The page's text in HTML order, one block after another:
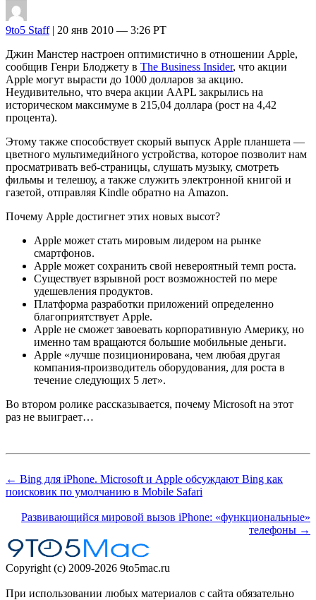
9to5 Staff| 20 янв 2010 — 3:26 PT
Джин Манстер настроен оптимистично в отношении Apple,
сообщив Генри Блоджету в The Business Insider, что акции
Apple могут вырасти до 1000 долларов за акцию.
Неудивительно, что вчера акции AAPL закрылись на
историческом максимуме в 215,04 доллара (рост на 4,42
процента).
Этому также способствует скорый выпуск Apple планшета —
цветного мультимедийного устройства, которое позволит нам
просматривать веб-страницы, слушать музыку, смотреть
фильмы и телешоу, а также служить электронной книгой и
газетой, отправляя Kindle обратно на Amazon.
Почему Apple достигнет этих новых высот?
Apple может стать мировым лидером на рынке
смартфонов.
Apple может сохранить свой невероятный темп роста.
Существует взрывной рост возможностей по мере
удешевления продуктов.
Платформа разработки приложений определенно
благоприятствует Apple.
Apple не сможет завоевать корпоративную Америку, но
именно там вращаются большие мобильные деньги.
Apple «лучше позиционирована, чем любая другая
компания-производитель оборудования, для роста в
течение следующих 5 лет».
Во втором ролике рассказывается, почему Microsoft на этот
раз не выиграет…
← Bing для iPhone. Microsoft и Apple обсуждают Bing как
поисковик по умолчанию в Mobile Safari
Развивающийся мировой вызов iPhone: «функциональные»
телефоны →
Copyright (c) 2009-2026 9to5mac.ru
При использовании любых материалов с сайта обязательно